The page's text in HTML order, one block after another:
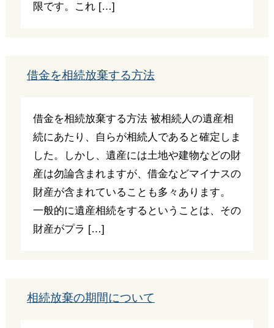
限です。これ […]
借金を相続放棄する方法
借金を相続放棄する方法 被相続人の遺産相
続にあたり、自らが相続人であると確定しま
した。しかし、遺産には土地や建物などの財
産は勿論含まれますが、借金などマイナスの
財産が含まれていることも多々あります。
一般的に遺産相続をするということは、その
財産がプラ […]
相続放棄の期間について